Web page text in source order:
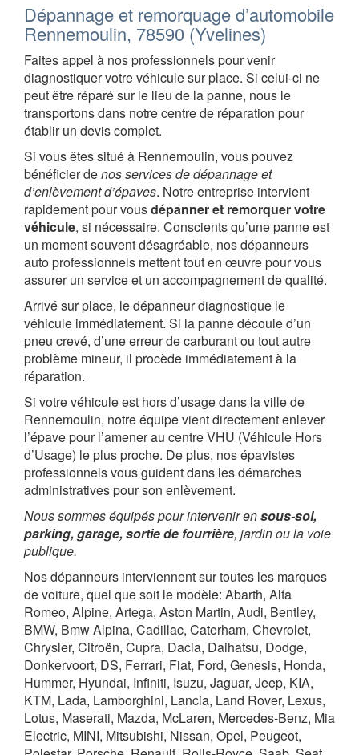
Dépannage et remorquage d’automobile
Rennemoulin, 78590 (Yvelines)
Faites appel à nos professionnels pour venir
diagnostiquer votre véhicule sur place. Si celui-ci ne
peut être réparé sur le lieu de la panne, nous le
transportons dans notre centre de réparation pour
établir un devis complet.
Si vous êtes situé à Rennemoulin, vous pouvez
bénéficier denos services de dépannage et
d’enlèvement d’épaves. Notre entreprise intervient
rapidement pour vousdépanner et remorquer votre
véhicule, si nécessaire. Conscients qu’une panne est
un moment souvent désagréable, nos dépanneurs
auto professionnels mettent tout en œuvre pour vous
assurer un service et un accompagnement de qualité.
Arrivé sur place, le dépanneur diagnostique le
véhicule immédiatement. Si la panne découle d’un
pneu crevé, d’une erreur de carburant ou tout autre
problème mineur, il procède immédiatement à la
réparation.
Si votre véhicule est hors d’usage dans la ville de
Rennemoulin, notre équipe vient directement enlever
l’épave pour l’amener au centre VHU (Véhicule Hors
d’Usage) le plus proche. De plus, nos épavistes
professionnels vous guident dans les démarches
administratives pour son enlèvement.
Nous sommes équipés pour intervenir ensous-sol,
parking, garage, sortie de fourrière, jardin ou la voie
publique.
Nos dépanneurs interviennent sur toutes les marques
de voiture, quel que soit le modèle: Abarth, Alfa
Romeo, Alpine, Artega, Aston Martin, Audi, Bentley,
BMW, Bmw Alpina, Cadillac, Caterham, Chevrolet,
Chrysler, Citroën, Cupra, Dacia, Daihatsu, Dodge,
Donkervoort, DS, Ferrari, Fiat, Ford, Genesis, Honda,
Hummer, Hyundai, Infiniti, Isuzu, Jaguar, Jeep, KIA,
KTM, Lada, Lamborghini, Lancia, Land Rover, Lexus,
Lotus, Maserati, Mazda, McLaren, Mercedes-Benz, Mia
Electric, MINI, Mitsubishi, Nissan, Opel, Peugeot,